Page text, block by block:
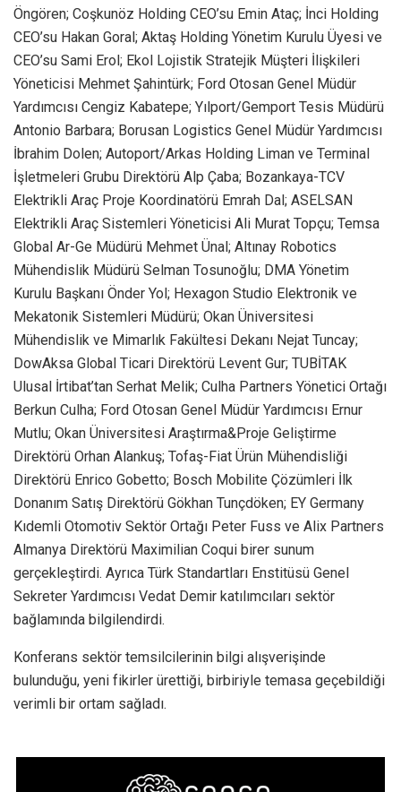
Öngören; Coşkunöz Holding CEO’su Emin Ataç; İnci Holding
CEO’su Hakan Goral; Aktaş Holding Yönetim Kurulu Üyesi ve
CEO’su Sami Erol; Ekol Lojistik Stratejik Müşteri İlişkileri
Yöneticisi Mehmet Şahintürk; Ford Otosan Genel Müdür
Yardımcısı Cengiz Kabatepe; Yılport/Gemport Tesis Müdürü
Antonio Barbara; Borusan Logistics Genel Müdür Yardımcısı
İbrahim Dolen; Autoport/Arkas Holding Liman ve Terminal
İşletmeleri Grubu Direktörü Alp Çaba; Bozankaya-TCV
Elektrikli Araç Proje Koordinatörü Emrah Dal; ASELSAN
Elektrikli Araç Sistemleri Yöneticisi Ali Murat Topçu; Temsa
Global Ar-Ge Müdürü Mehmet Ünal; Altınay Robotics
Mühendislik Müdürü Selman Tosunoğlu; DMA Yönetim
Kurulu Başkanı Önder Yol; Hexagon Studio Elektronik ve
Mekatonik Sistemleri Müdürü; Okan Üniversitesi
Mühendislik ve Mimarlık Fakültesi Dekanı Nejat Tuncay;
DowAksa Global Ticari Direktörü Levent Gur; TUBİTAK
Ulusal İrtibat’tan Serhat Melik; Culha Partners Yönetici Ortağı
Berkun Culha; Ford Otosan Genel Müdür Yardımcısı Ernur
Mutlu; Okan Üniversitesi Araştırma&Proje Geliştirme
Direktörü Orhan Alankuş; Tofaş-Fiat Ürün Mühendisliği
Direktörü Enrico Gobetto; Bosch Mobilite Çözümleri İlk
Donanım Satış Direktörü Gökhan Tunçdöken; EY Germany
Kıdemli Otomotiv Sektör Ortağı Peter Fuss ve Alix Partners
Almanya Direktörü Maximilian Coqui birer sunum
gerçekleştirdi. Ayrıca Türk Standartları Enstitüsü Genel
Sekreter Yardımcısı Vedat Demir katılımcıları sektör
bağlamında bilgilendirdi.
Konferans sektör temsilcilerinin bilgi alışverişinde
bulunduğu, yeni fikirler ürettiği, birbiriyle temasa geçebildiği
verimli bir ortam sağladı.